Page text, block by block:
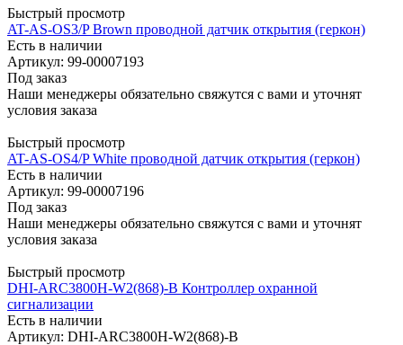
Быстрый просмотр
AT-AS-OS3/P Brown проводной датчик открытия (геркон)
Есть в наличии
Артикул: 99-00007193
Под заказ
Наши менеджеры обязательно свяжутся с вами и уточнят
условия заказа
Быстрый просмотр
AT-AS-OS4/P White проводной датчик открытия (геркон)
Есть в наличии
Артикул: 99-00007196
Под заказ
Наши менеджеры обязательно свяжутся с вами и уточнят
условия заказа
Быстрый просмотр
DHI-ARC3800H-W2(868)-B Контроллер охранной
сигнализации
Есть в наличии
Артикул: DHI-ARC3800H-W2(868)-B